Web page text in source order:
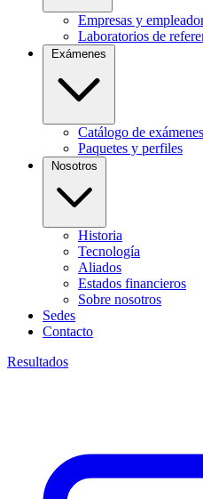
Empresas y
Laboratorios de
Catálogo de exámenes
Paquetes y perfiles
Historia
Tecnología
Aliados
Estados financieros
Sobre nosotros
Sedes
Contacto
Resultados